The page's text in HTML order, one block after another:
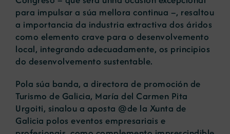
para impulsar a súa mellora continua –, resaltou
a importancia da industria extractiva dos áridos
como elemento crave para o desenvolvemento
local, integrando adecuadamente, os principios
do desenvolvemento sustentable.
Pola súa banda, a directora de promoción de
Turismo de Galicia, María del Carmen Pita
Urgoiti, sinalou a aposta @de la Xunta de
Galicia polos eventos empresariais e